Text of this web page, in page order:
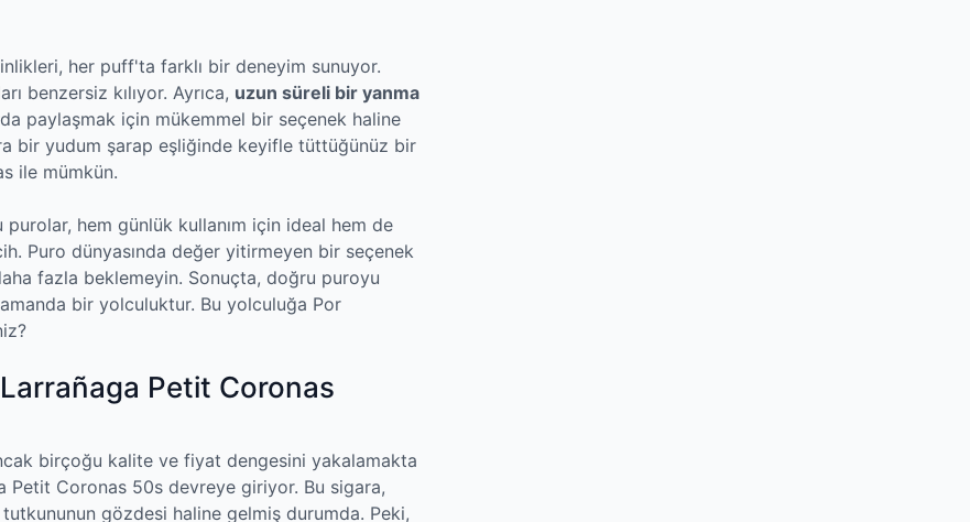
her puff'ta farklı bir deneyim sunuyor.
benzersiz kılıyor. Ayrıca, uzun süreli bir yanma
paylaşmak için mükemmel bir seçenek haline
bir yudum şarap eşliğinde keyifle tüttüğünüz bir
ile mümkün.
hem günlük kullanım için ideal hem de
Puro dünyasında değer yitirmeyen bir seçenek
fazla beklemeyin. Sonuçta, doğru puroyu
bir yolculuktur. Bu yolculuğa Por
Petit Coronas
birçoğu kalite ve fiyat dengesini yakalamakta
Petit Coronas 50s devreye giriyor. Bu sigara,
gözdesi haline gelmiş durumda. Peki,